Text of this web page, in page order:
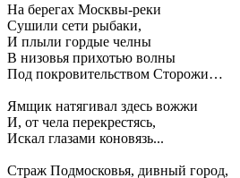
На берегах Москвы-реки
Сушили сети рыбаки,
И плыли гордые челны
В низовья прихотью волны
Под покровительством Сторожи…
Ямщик натягивал здесь вожжи
И, от чела перекрестясь,
Искал глазами коновязь...
Страж Подмосковья, дивный город,